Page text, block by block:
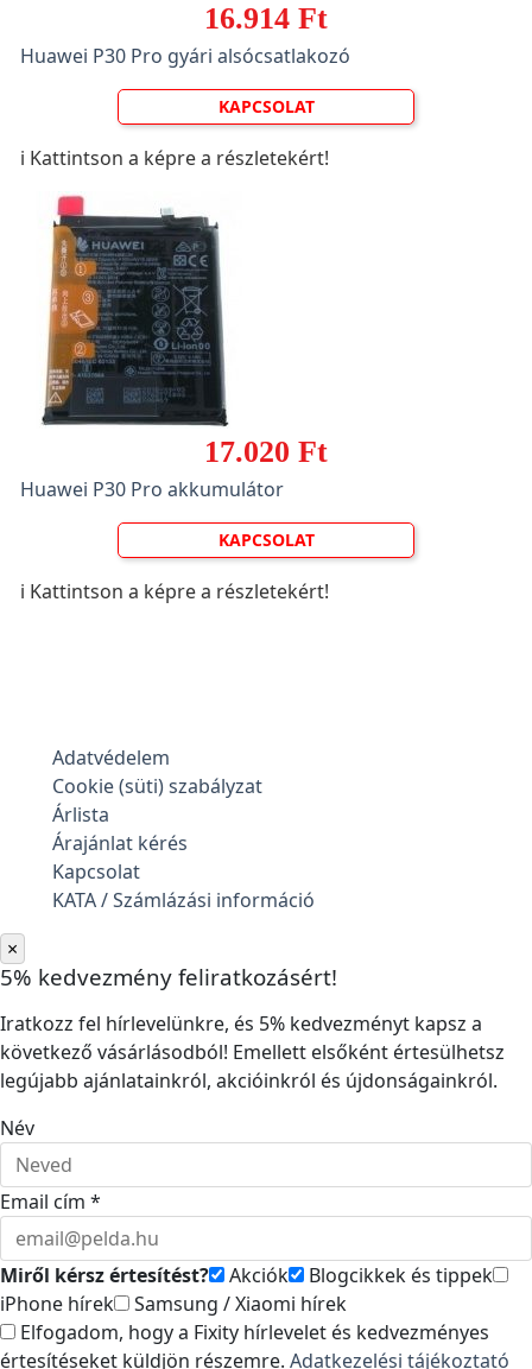
16.914 Ft
Huawei P30 Pro gyári alsócsatlakozó
KAPCSOLAT
ℹ️ Kattintson a képre a részletekért!
17.020 Ft
Huawei P30 Pro akkumulátor
KAPCSOLAT
ℹ️ Kattintson a képre a részletekért!
Adatvédelem
Cookie (süti) szabályzat
Árlista
Árajánlat kérés
Kapcsolat
KATA / Számlázási információ
×
5% kedvezmény feliratkozásért!
Iratkozz fel hírlevelünkre, és 5% kedvezményt kapsz a
következő vásárlásodból! Emellett elsőként értesülhetsz
legújabb ajánlatainkról, akcióinkról és újdonságainkról.
Név
Email cím *
Miről kérsz értesítést? Akciók
Blogcikkek és tippek
iPhone hírek
Samsung / Xiaomi hírek
Elfogadom, hogy a Fixity hírlevelet és kedvezményes
értesítéseket küldjön részemre. Adatkezelési tájékoztató